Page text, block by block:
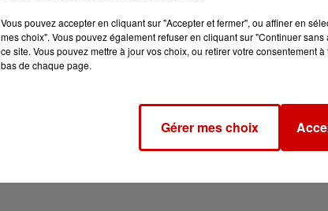
Vous pouvez accepter en cliquant sur "Accepter et fermer", ou affiner en
mes choix". Vous pouvez également refuser en cliquant sur "Continuer
ce site. Vous pouvez mettre à jour vos choix, ou retirer votre consentement
bas de chaque page.
Gérer mes choix